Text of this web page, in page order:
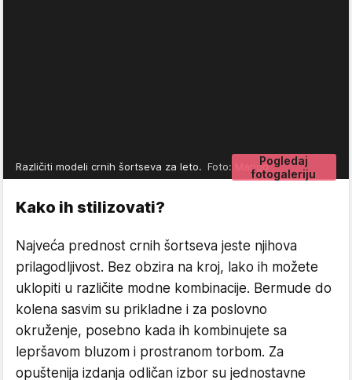
Pogledaj
fotogaleriju
Različiti modeli crnih šortseva za leto. Foto: Mango
Kako ih stilizovati?
Najveća prednost crnih šortseva jeste njihova
prilagodljivost. Bez obzira na kroj, lako ih možete
uklopiti u različite modne kombinacije. Bermude do
kolena sasvim su prikladne i za poslovno
okruženje, posebno kada ih kombinujete sa
lepršavom bluzom i prostranom torbom. Za
opuštenija izdanja odličan izbor su jednostavne